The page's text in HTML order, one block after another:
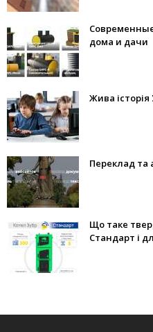
дома и дачи
Жива історія
Переклад та
Що таке
Стандарт і